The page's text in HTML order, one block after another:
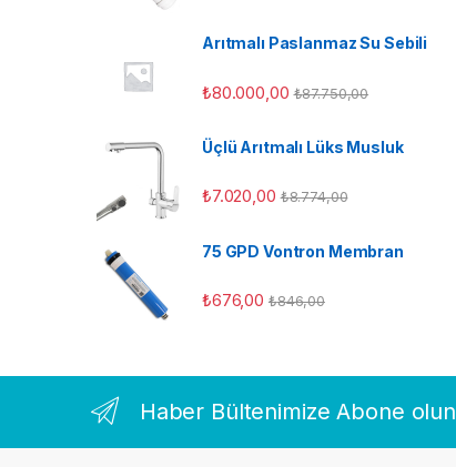
Arıtmalı Paslanmaz Su Sebili
₺80.000,00 ₺87.750,00
Üçlü Arıtmalı Lüks Musluk
₺7.020,00 ₺8.774,00
75 GPD Vontron Membran
₺676,00 ₺846,00
Haber Bültenimize Abone olun